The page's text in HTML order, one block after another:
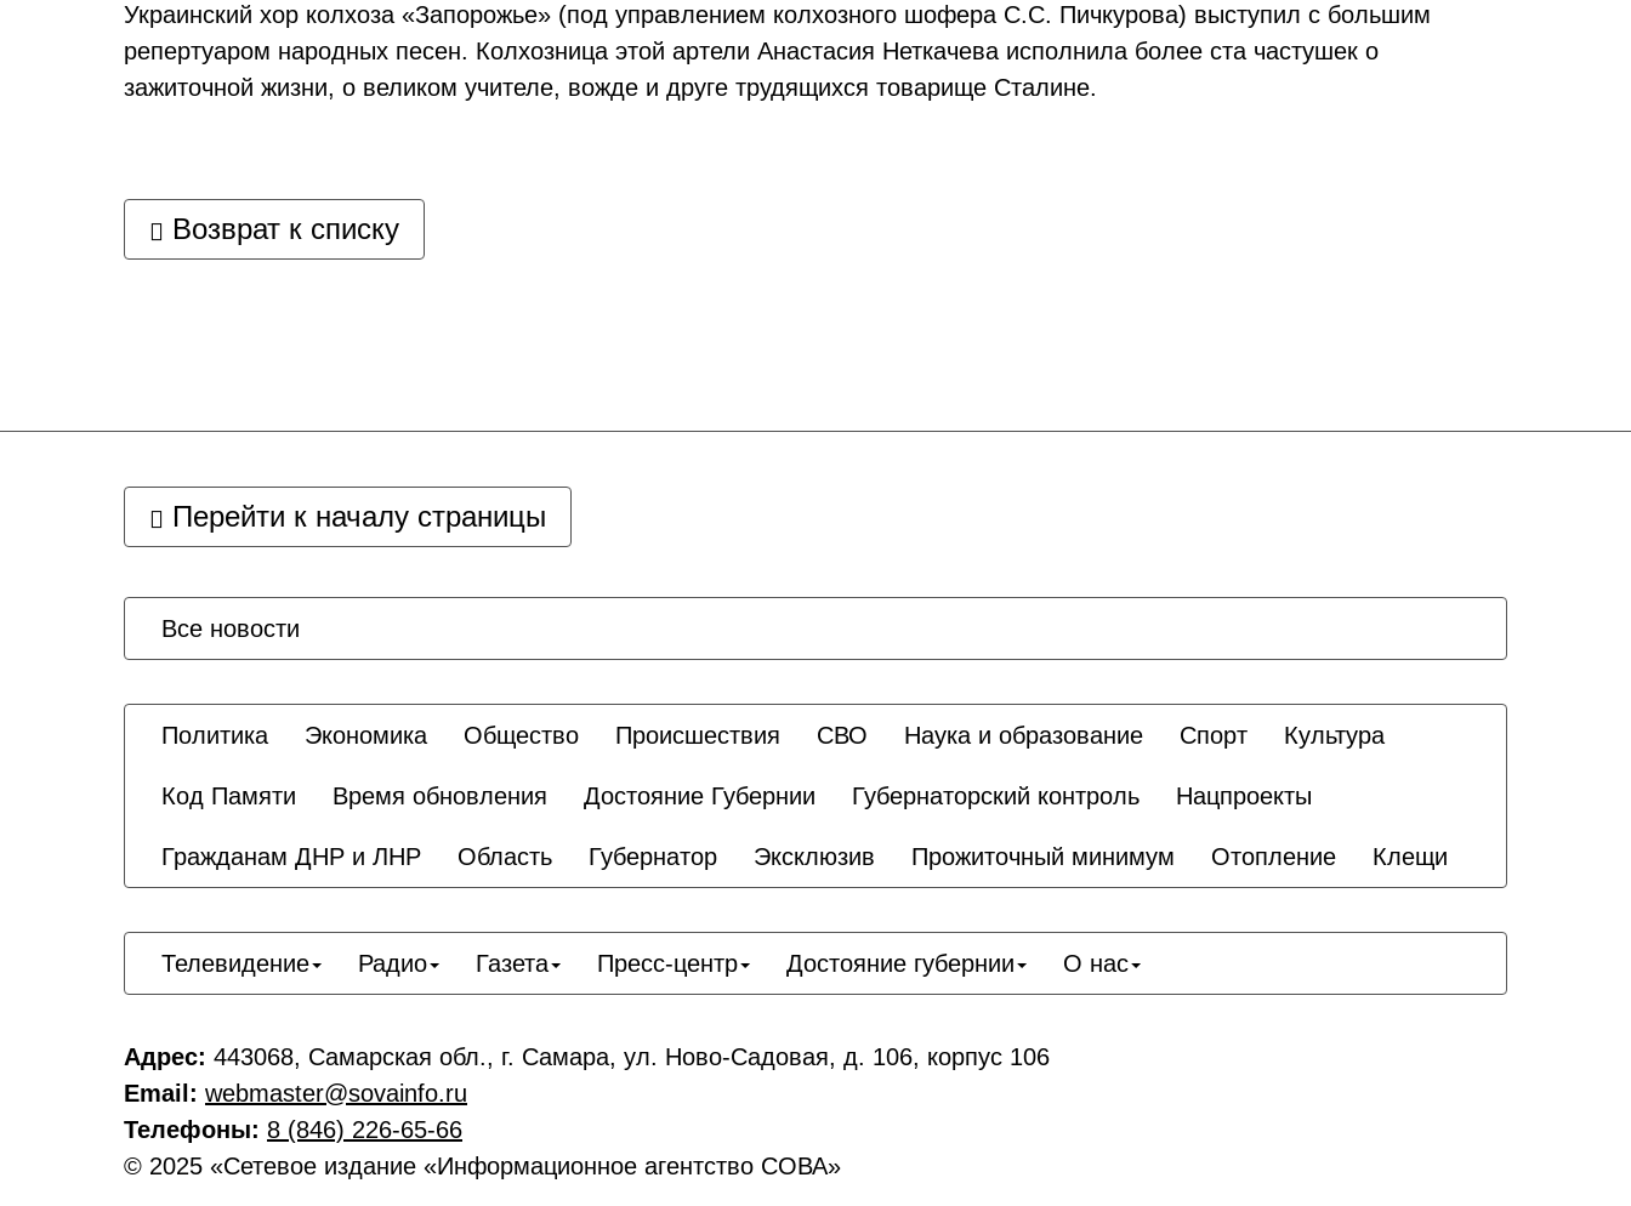
Украинский хор колхоза «Запорожье» (под управлением колхозного шофера С.С. Пичкурова) выступил с большим
репертуаром народных песен. Колхозница этой артели Анастасия Неткачева исполнила более ста частушек о
зажиточной жизни, о великом учителе, вожде и друге трудящихся товарище Сталине.
Возврат к списку
Перейти к началу страницы
Все новости
Политика Экономика Общество Происшествия СВО Наука и образование Спорт Культура
Код Памяти Время обновления Достояние Губернии Губернаторский контроль Нацпроекты
Гражданам ДНР и ЛНР Область Губернатор Эксклюзив Прожиточный минимум Отопление Клещи
Телевидение Радио Газета Пресс-центр Достояние губернии О нас
Адрес: 443068, Самарская обл., г. Самара, ул. Ново-Садовая, д. 106, корпус 106
Email: webmaster@sovainfo.ru
Телефоны: 8 (846) 226-65-66
© 2025 «Сетевое издание «Информационное агентство СОВА»